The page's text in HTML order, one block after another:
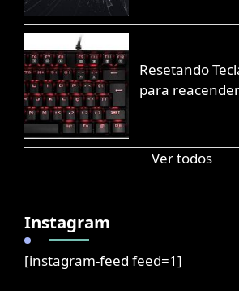
Resetando
para
Ver todos
Instagram
[instagram-feed feed=1]